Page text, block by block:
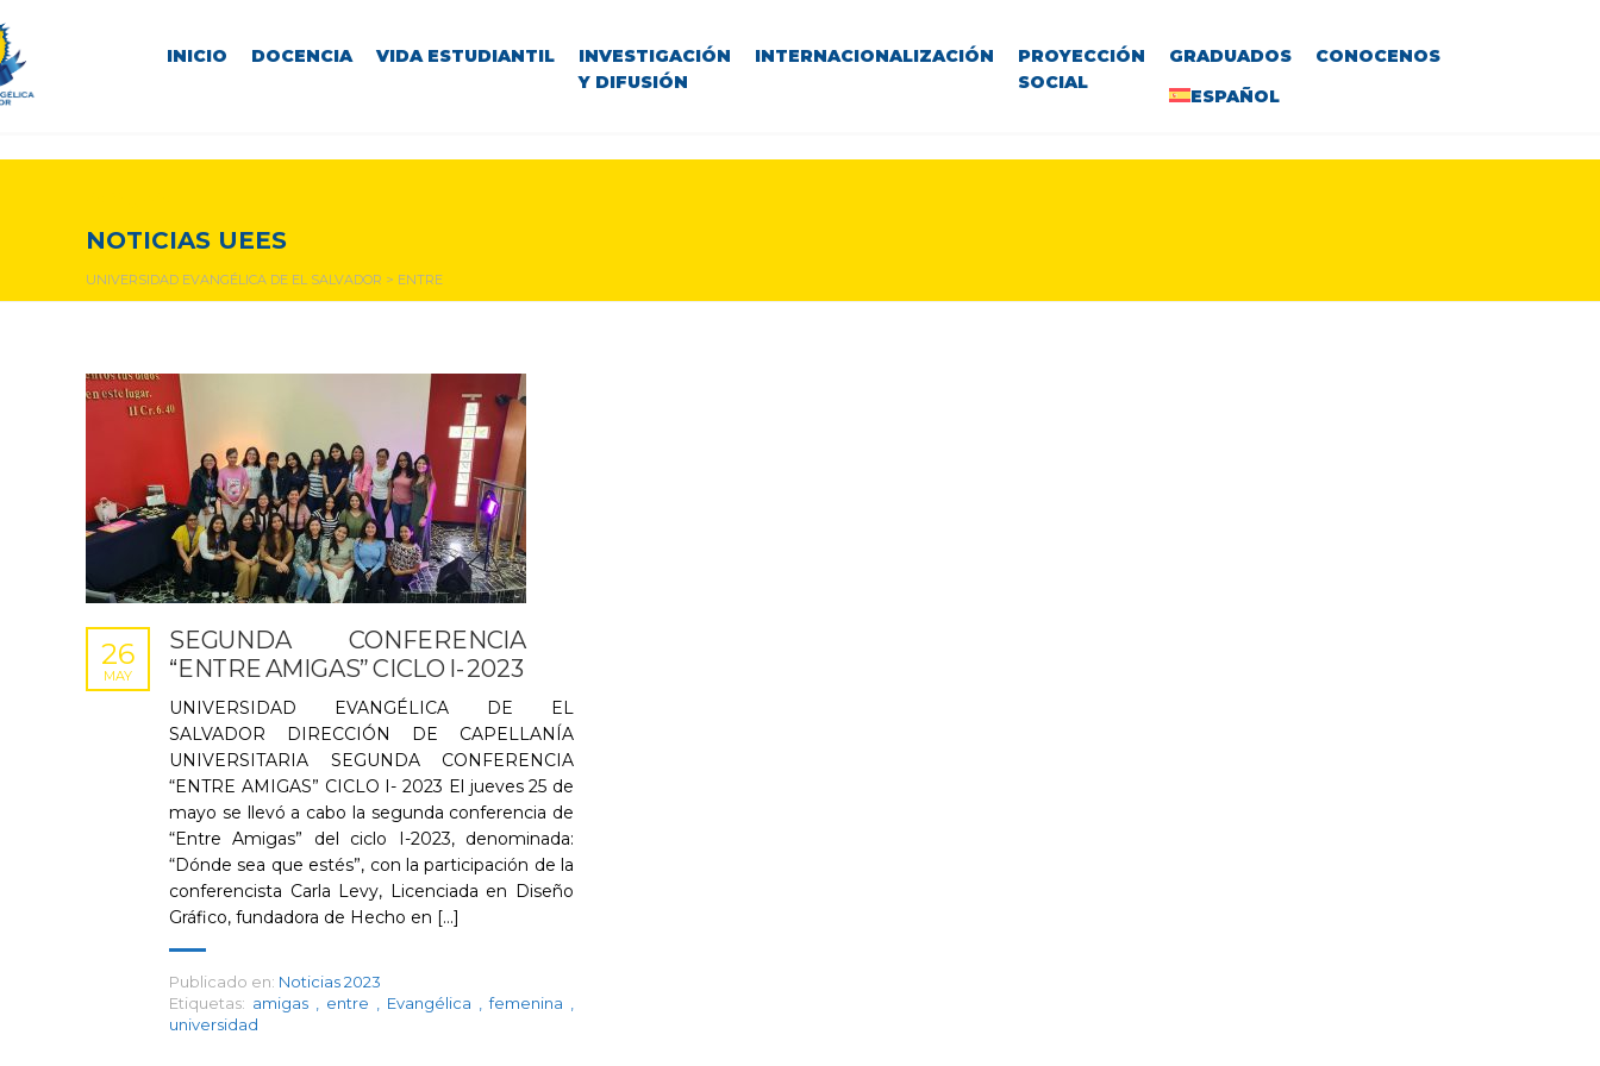
INICIO DOCENCIA VIDA ESTUDIANTIL
INVESTIGACIÓN
Y DIFUSIÓN
INTERNACIONALIZACIÓN
PROYECCIÓN
SOCIAL
GRADUADOS
CONOCENOS
ESPAÑOL
NOTICIAS UEES
UNIVERSIDAD EVANGÉLICA DE EL SALVADOR > ENTRE
SEGUNDA CONFERENCIA
“ENTRE AMIGAS” CICLO I- 2023
26
MAY
UNIVERSIDAD EVANGÉLICA DE EL
SALVADOR DIRECCIÓN DE CAPELLANÍA
UNIVERSITARIA SEGUNDA CONFERENCIA
“ENTRE AMIGAS” CICLO I- 2023 El jueves 25 de
mayo se llevó a cabo la segunda conferencia de
“Entre Amigas” del ciclo I-2023, denominada:
“Dónde sea que estés”, con la participación de la
conferencista Carla Levy, Licenciada en Diseño
Gráfico, fundadora de Hecho en [...]
Publicado en: Noticias 2023
Etiquetas: amigas entre Evangélica femenina
universidad